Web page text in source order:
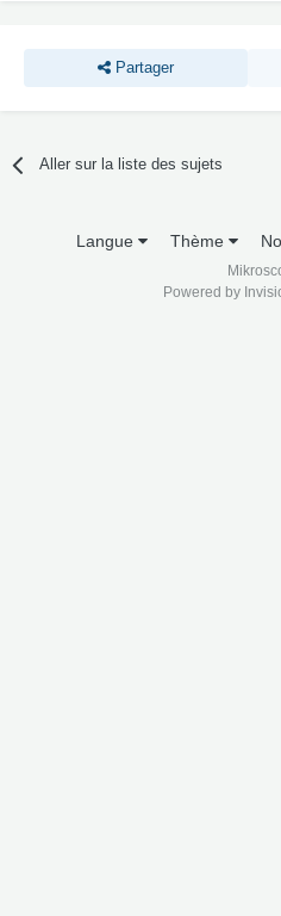
Partager
Aller sur la liste des sujets
Langue Thème
Powered by